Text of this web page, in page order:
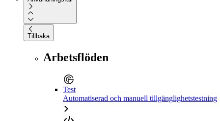
Tillbaka
Arbetsflöden
Test
Automatiserad och manuell tillgänglighetstestning